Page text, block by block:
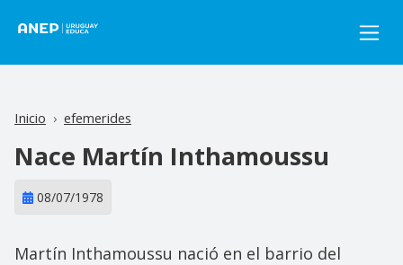
Inicio efemerides
Nace Martín Inthamoussu
08/07/1978
Martín Inthamoussu nació en el barrio del